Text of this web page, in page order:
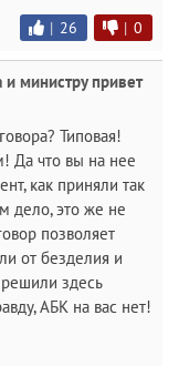
| 26 | 0
и министру привет
Типовая!
Да что вы на нее
как приняли так
дело, это же не
позволяет
от безделия и
здесь
АБК на вас нет!